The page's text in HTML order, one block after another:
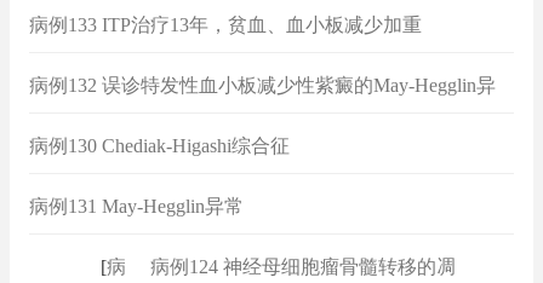
病例133 ITP治疗13年，贫血、血小板减少加重
病例132 误诊特发性血小板减少性紫癜的May-Hegglin异
病例130 Chediak-Higashi综合征
病例131 May-Hegglin异常
病例 病例124 神经母细胞瘤骨髓转移的凋